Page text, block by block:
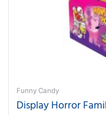
Funny Candy
Display Horror